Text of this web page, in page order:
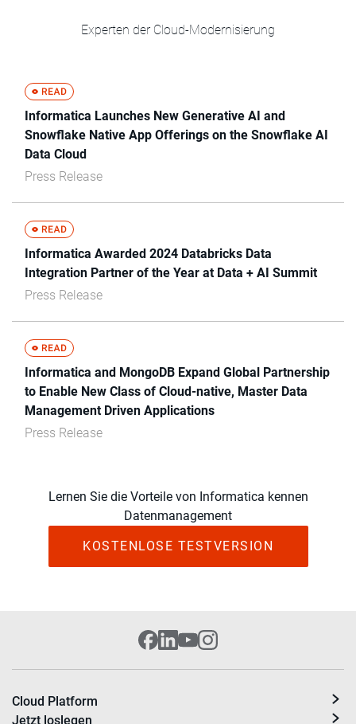
Experten der Cloud-Modernisierung
Informatica Launches New Generative AI and
Snowflake Native App Offerings on the Snowflake AI
Data Cloud
Press Release
Informatica Awarded 2024 Databricks Data
Integration Partner of the Year at Data + AI Summit
Press Release
Informatica and MongoDB Expand Global Partnership
to Enable New Class of Cloud-native, Master Data
Management Driven Applications
Press Release
Lernen Sie die Vorteile von Informatica kennen
Datenmanagement
KOSTENLOSE TESTVERSION
Cloud Platform
Jetzt loslegen